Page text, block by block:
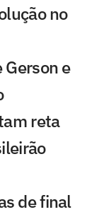
no
e
reta
de final